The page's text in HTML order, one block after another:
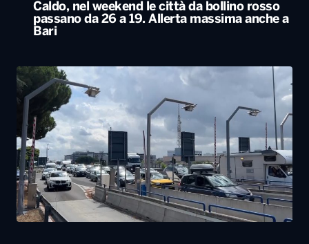
Caldo, nel weekend le città da bollino rosso
passano da 26 a 19. Allerta massima anche a
Bari